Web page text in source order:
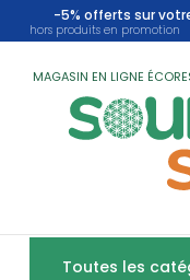
-5% offerts sur
hors produits en promotion
MAGASIN EN LIGNE
Toutes les